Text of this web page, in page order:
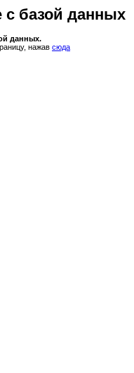
с базой данных
данных.
нажав сюда